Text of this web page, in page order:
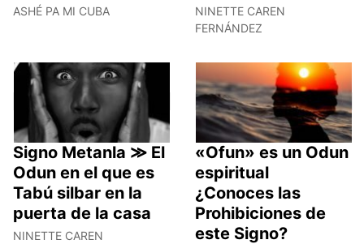
ASHÉ PA MI CUBA
NINETTE CAREN
FERNÁNDEZ
Signo Metanla ≫ El
Odun en el que es
Tabú silbar en la
puerta de la casa
NINETTE CAREN
«Ofun» es un Odun
espiritual
¿Conoces las
Prohibiciones de
este Signo?